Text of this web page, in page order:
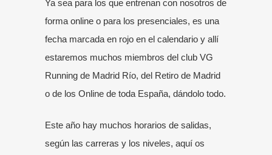
Ya sea para los que entrenan con nosotros de
forma online o para los presenciales, es una
fecha marcada en rojo en el calendario y allí
estaremos muchos miembros del club VG
Running de Madrid Río, del Retiro de Madrid
o de los Online de toda España, dándolo todo.
Este año hay muchos horarios de salidas,
según las carreras y los niveles, aquí os